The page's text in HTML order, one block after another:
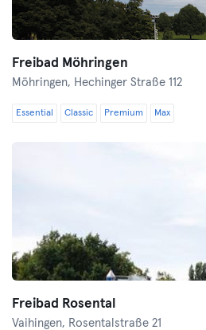
Freibad Möhringen
Möhringen, Hechinger Straße 112
Essential Classic Premium Max
Freibad Rosental
Vaihingen, Rosentalstraße 21